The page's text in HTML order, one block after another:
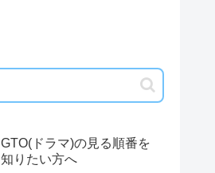
GTO(ドラマ)の見る順番を
知りたい方へ